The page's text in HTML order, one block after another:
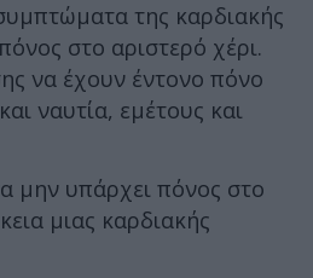
της καρδιακής
στο αριστερό χέρι.
να έχουν έντονο πόνο
ναυτία, εμέτους και
μην υπάρχει πόνος στο
μιας καρδιακής